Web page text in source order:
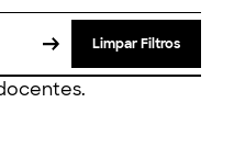
Limpar Filtros